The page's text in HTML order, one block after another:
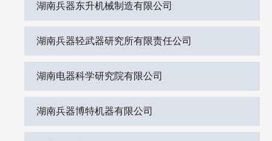
湖南兵器东升机械制造有限公司
湖南兵器轻武器研究所有限责任公司
湖南电器科学研究院有限公司
湖南兵器博特机器有限公司